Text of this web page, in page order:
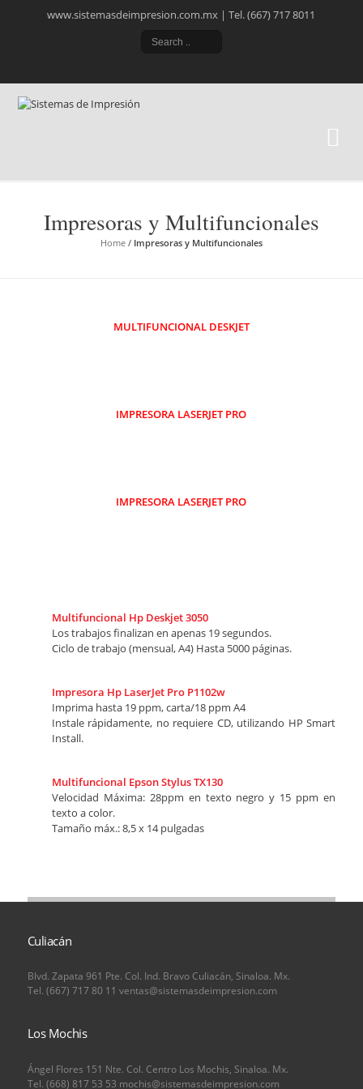
www.sistemasdeimpresion.com.mx | Tel. (667) 717 8011
Impresoras y Multifuncionales
Home/ Impresoras y Multifuncionales
MULTIFUNCIONAL DESKJET
IMPRESORA LASERJET PRO
IMPRESORA LASERJET PRO
Multifuncional Hp Deskjet 3050
Los trabajos finalizan en apenas 19 segundos.
Ciclo de trabajo (mensual, A4) Hasta 5000 páginas.
Impresora Hp LaserJet Pro P1102w
Imprima hasta 19 ppm, carta/18 ppm A4
Instale rápidamente, no requiere CD, utilizando HP Smart
Install.
Multifuncional Epson Stylus TX130
Velocidad Máxima: 28ppm en texto negro y 15 ppm en
texto a color.
Tamaño máx.: 8,5 x 14 pulgadas
Culiacán
Blvd. Zapata 961 Pte. Col. Ind. Bravo Culiacán, Sinaloa. Mx.
Tel. (667) 717 80 11 ventas@sistemasdeimpresion.com
Los Mochis
Ángel Flores 151 Nte. Col. Centro Los Mochis, Sinaloa. Mx.
Tel. (668) 817 53 53 mochis@sistemasdeimpresion.com